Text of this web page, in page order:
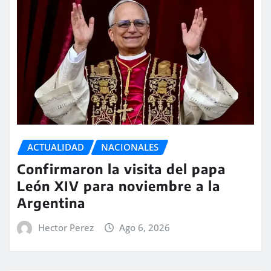
ACTUALIDAD NACIONALES
Confirmaron la visita del papa
León XIV para noviembre a la
Argentina
Hector Perez Ago 6, 2026